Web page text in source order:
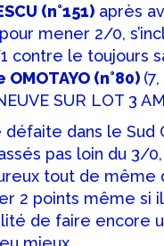
(n°151) après
mener 2/0,
contre le toujours
OMOTAYO (n°80)
SUR LOT 3
défaite dans le Sud
pas loin du 3/
tout de même
2 points même si
de faire encore